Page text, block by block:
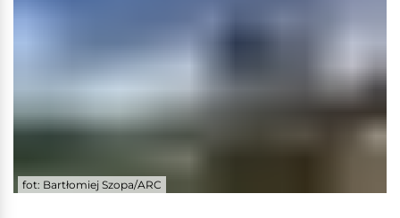
fot: Bartłomiej Szopa/ARC